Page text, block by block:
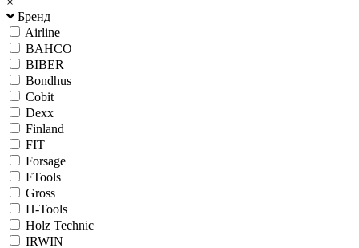
Бренд
Airline
BAHCO
BIBER
Bondhus
Cobit
Dexx
Finland
FIT
Forsage
FTools
Gross
H-Tools
Holz Technic
IRWIN